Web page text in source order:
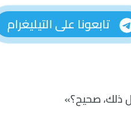
تابعونا على التيليغرام
ذلك، صحيح؟»